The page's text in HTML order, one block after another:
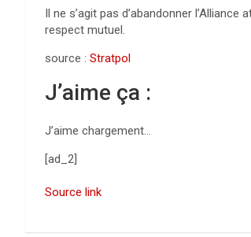
Il ne s’agit pas d’abandonner
respect mutuel.
source : Stratpol
J’aime ça :
J’aime chargement…
[ad_2]
Source link